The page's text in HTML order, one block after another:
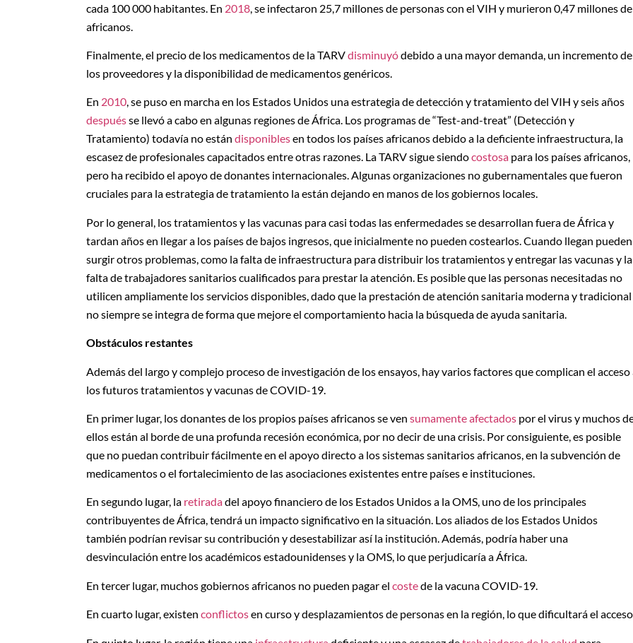
cada 100 000 habitantes. En 2018 , se infectaron 25,7 millones de personas con el VIH y murieron 0,47 millones de
africanos.
Finalmente, el precio de los medicamentos de la TARVdisminuyódebido a una mayor demanda, un incremento de
los proveedores y la disponibilidad de medicamentos genéricos.
En 2010, se puso en marcha en los Estados Unidos una estrategia de detección y tratamiento del VIH y seis años
despuésse llevó a cabo en algunas regiones de África. Los programas de “Test-and-treat” (Detección y
Tratamiento) todavía no están disponiblesen todos los países africanos debido a la deficiente infraestructura, la
escasez de profesionales capacitados entre otras razones. La TARV sigue siendocostosa para los países africanos,
pero ha recibido el apoyo de donantes internacionales. Algunas organizaciones no gubernamentales que fueron
cruciales para la estrategia de tratamiento la están dejando en manos de los gobiernos locales.
Por lo general, los tratamientos y las vacunas para casi todas las enfermedades se desarrollan fuera de África y
tardan años en llegar a los países de bajos ingresos, que inicialmente no pueden costearlos. Cuando llegan pueden
surgir otros problemas, como la falta de infraestructura para distribuir los tratamientos y entregar las vacunas y la
falta de trabajadores sanitarios cualificados para prestar la atención. Es posible que las personas necesitadas no
utilicen ampliamente los servicios disponibles, dado que la prestación de atención sanitaria moderna y tradicional
no siempre se integra de forma que mejore el comportamiento hacia la búsqueda de ayuda sanitaria.
Obstáculos restantes
Además del largo y complejo proceso de investigación de los ensayos, hay varios factores que complican el acceso
los futuros tratamientos y vacunas de COVID-19.
En primer lugar, los donantes de los propios países africanos se ven sumamente afectados por el virus y muchos
ellos están al borde de una profunda recesión económica, por no decir de una crisis. Por consiguiente, es posible
que no puedan contribuir fácilmente en el apoyo directo a los sistemas sanitarios africanos, en la subvención de
medicamentos o el fortalecimiento de las asociaciones existentes entre países e instituciones.
En segundo lugar, la retiradadel apoyo financiero de los Estados Unidos a la OMS, uno de los principales
contribuyentes de África, tendrá un impacto significativo en la situación. Los aliados de los Estados Unidos
también podrían revisar su contribución y desestabilizar así la institución. Además, podría haber una
desvinculación entre los académicos estadounidenses y la OMS, lo que perjudicaría a África.
En tercer lugar, muchos gobiernos africanos no pueden pagar el costede la vacuna COVID-19.
En cuarto lugar, existen conflictosen curso y desplazamientos de personas en la región, lo que dificultará el